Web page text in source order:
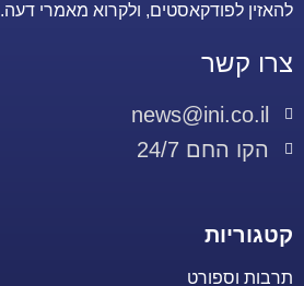
להאזין לפודקאסטים, ולקרוא מאמרי דעה.
צרו קשר
news@ini.co.il
הקו החם 24/7
קטגוריות
תרבות וספורט